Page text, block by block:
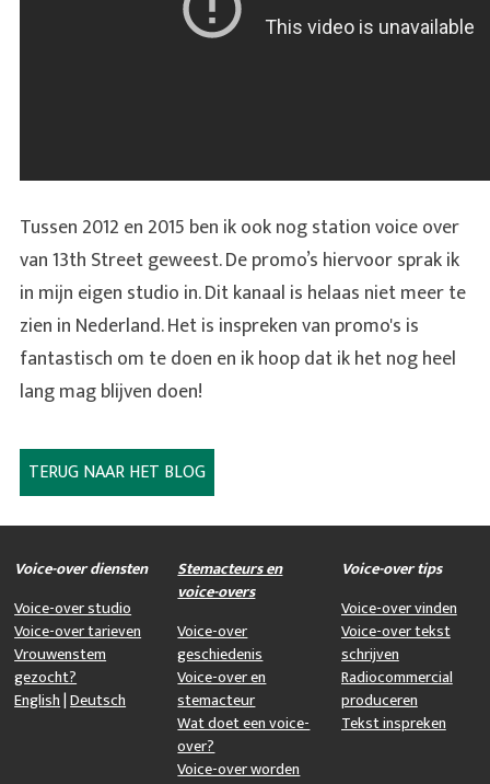
Tussen 2012 en 2015 ben ik ook nog station voice over
van 13th Street geweest. De promo’s hiervoor sprak ik
in mijn eigen studio in. Dit kanaal is helaas niet meer te
zien in Nederland. Het is inspreken van promo's is
fantastisch om te doen en ik hoop dat ik het nog heel
lang mag blijven doen!
TERUG NAAR HET BLOG
Voice-over diensten
Voice-over studio
Voice-over tarieven
Vrouwenstem
gezocht?
English|Deutsch
Stemacteurs en
voice-overs
Voice-over
geschiedenis
Voice-over en
stemacteur
Wat doet een voice-
over?
Voice-over worden
Voice-over tips
Voice-over vinden
Voice-over tekst
schrijven
Radiocommercial
produceren
Tekst inspreken